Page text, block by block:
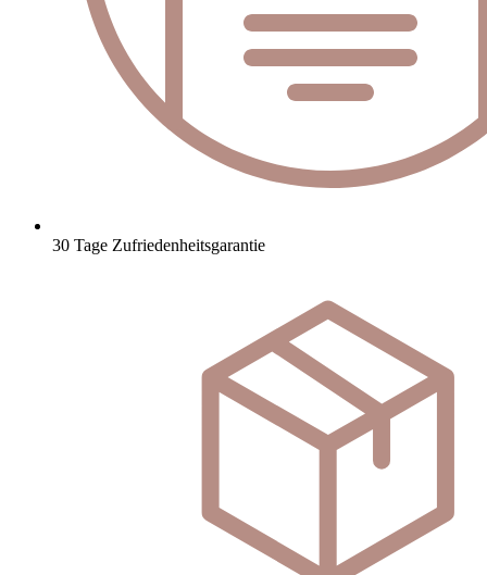
30 Tage Zufriedenheitsgarantie